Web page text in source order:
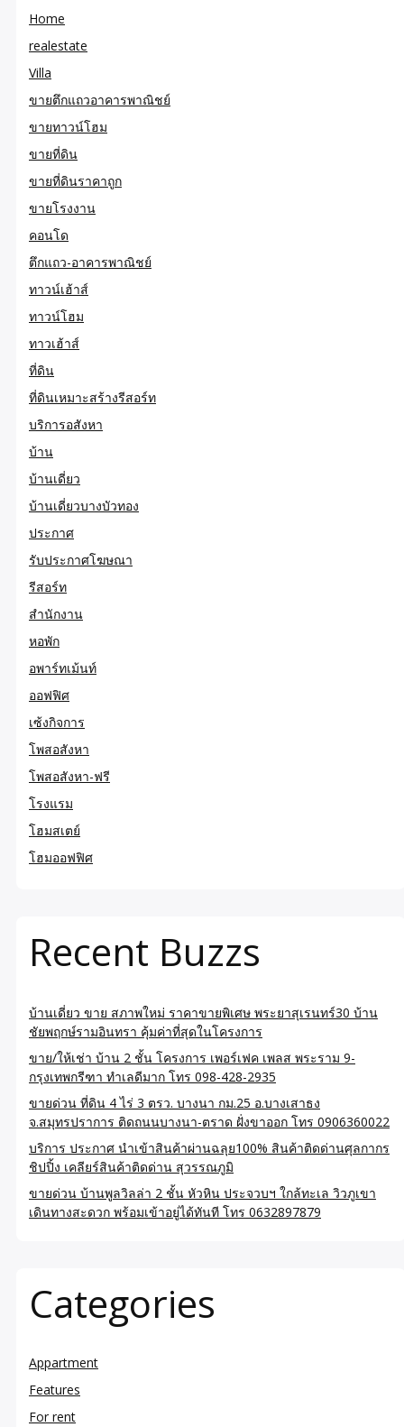
Home
realestate
Villa
ขายตึกแถวอาคารพาณิชย์
ขายทาวน์โฮม
ขายที่ดิน
ขายที่ดินราคาถูก
ขายโรงงาน
คอนโด
ตึกแถว-อาคารพาณิชย์
ทาวน์เฮ้าส์
ทาวน์โฮม
ทาวเฮ้าส์
ที่ดิน
ที่ดินเหมาะสร้างรีสอร์ท
บริการอสังหา
บ้าน
บ้านเดี่ยว
บ้านเดี่ยวบางบัวทอง
ประกาศ
รับประกาศโฆษณา
รีสอร์ท
สำนักงาน
หอพัก
อพาร์ทเม้นท์
ออฟฟิศ
เซ้งกิจการ
โพสอสังหา
โพสอสังหา-ฟรี
โรงแรม
โฮมสเตย์
โฮมออฟฟิศ
Recent Buzzs
บ้านเดี่ยว ขาย สภาพใหม่ ราคาขายพิเศษ พระยาสุเรนทร์30 บ้าน
ชัยพฤกษ์รามอินทรา คุ้มค่าที่สุดในโครงการ
ขาย/ให้เช่า บ้าน 2 ชั้น โครงการ เพอร์เฟค เพลส พระราม 9-
กรุงเทพกรีฑา ทำเลดีมาก โทร 098-428-2935
ขายด่วน ที่ดิน 4 ไร่ 3 ตรว. บางนา กม.25 อ.บางเสาธง
จ.สมุทรปราการ ติดถนนบางนา-ตราด ฝั่งขาออก โทร 0906360022
บริการ ประกาศ นำเข้าสินค้าผ่านฉลุย100% สินค้าติดด่านศุลกากร
ชิปปิ้ง เคลียร์สินค้าติดด่าน สุวรรณภูมิ
ขายด่วน บ้านพูลวิลล่า 2 ชั้น หัวหิน ประจวบฯ ใกล้ทะเล วิวภูเขา
เดินทางสะดวก พร้อมเข้าอยู่ได้ทันที โทร 0632897879
Categories
Appartment
Features
For rent